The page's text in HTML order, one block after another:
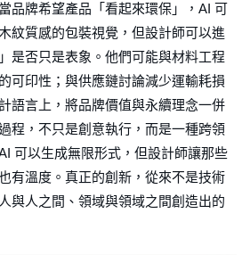
品牌希望產品「看起來環保」，AI 可
紋質感的包裝視覺，但設計師可以進
是否只是表象。他們可能與材料工程
可印性；與供應鏈討論減少運輸耗損
語言上，將品牌價值與永續理念一併
程，不只是創意執行，而是一種跨領
可以生成無限形式，但設計師讓那些
有溫度。真正的創新，從來不是技術
與人之間、領域與領域之間創造出的